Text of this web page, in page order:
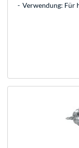
Verwendung: Für